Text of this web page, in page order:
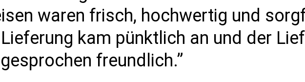
waren frisch, hochwertig und
kam pünktlich an und der
freundlich.”